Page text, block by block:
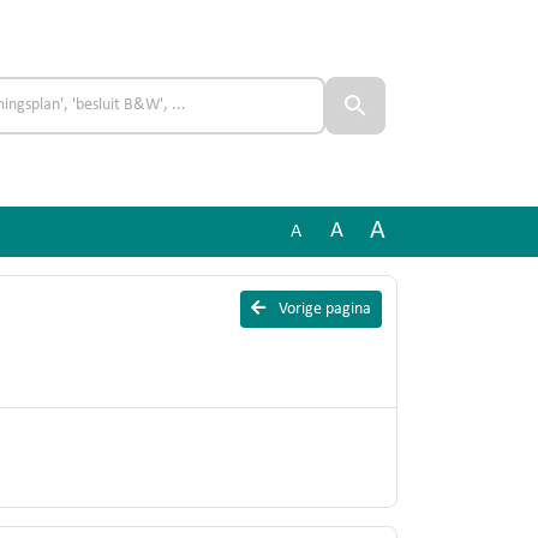
A A A
Vorige pagina